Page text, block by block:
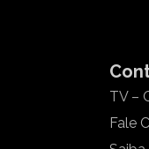
TV –
Fale